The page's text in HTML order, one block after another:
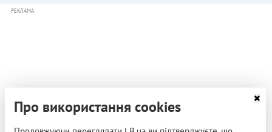
РЕКЛАМА
Про використання cookies